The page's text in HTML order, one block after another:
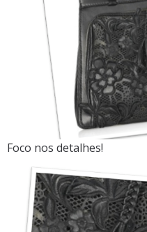
Foco nos detalhes!